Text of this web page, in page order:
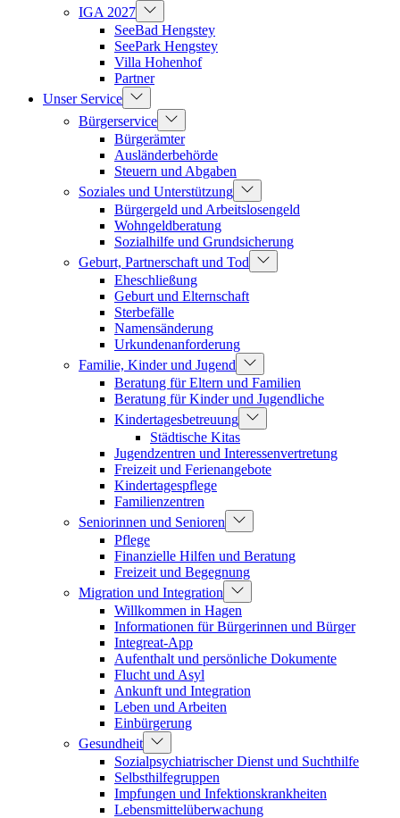
IGA 2027
SeeBad Hengstey
SeePark Hengstey
Villa Hohenhof
Partner
Unser Service
Bürgerservice
Bürgerämter
Ausländerbehörde
Steuern und Abgaben
Soziales und Unterstützung
Bürgergeld und Arbeitslosengeld
Wohngeldberatung
Sozialhilfe und Grundsicherung
Geburt, Partnerschaft und Tod
Eheschließung
Geburt und Elternschaft
Sterbefälle
Namensänderung
Urkundenanforderung
Familie, Kinder und Jugend
Beratung für Eltern und Familien
Beratung für Kinder und Jugendliche
Kindertagesbetreuung
Städtische Kitas
Jugendzentren und Interessenvertretung
Freizeit und Ferienangebote
Kindertagespflege
Familienzentren
Seniorinnen und Senioren
Pflege
Finanzielle Hilfen und Beratung
Freizeit und Begegnung
Migration und Integration
Willkommen in Hagen
Informationen für Bürgerinnen und Bürger
Integreat-App
Aufenthalt und persönliche Dokumente
Flucht und Asyl
Ankunft und Integration
Leben und Arbeiten
Einbürgerung
Gesundheit
Sozialpsychiatrischer Dienst und Suchthilfe
Selbsthilfegruppen
Impfungen und Infektionskrankheiten
Lebensmittelüberwachung